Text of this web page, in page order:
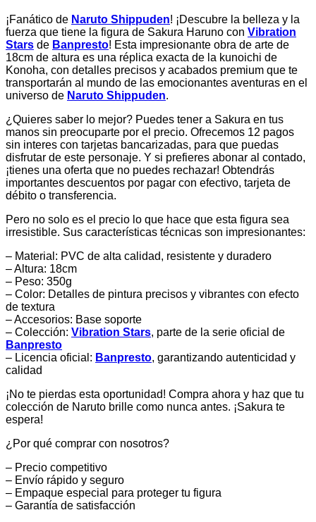
¡Fanático de Naruto Shippuden! ¡Descubre la belleza y la
fuerza que tiene la figura de Sakura Haruno con Vibration
Stars de Banpresto! Esta impresionante obra de arte de
18cm de altura es una réplica exacta de la kunoichi de
Konoha, con detalles precisos y acabados premium que te
transportarán al mundo de las emocionantes aventuras en el
universo de Naruto Shippuden.
¿Quieres saber lo mejor? Puedes tener a Sakura en tus
manos sin preocuparte por el precio. Ofrecemos 12 pagos
sin interes con tarjetas bancarizadas, para que puedas
disfrutar de este personaje. Y si prefieres abonar al contado,
¡tienes una oferta que no puedes rechazar! Obtendrás
importantes descuentos por pagar con efectivo, tarjeta de
débito o transferencia.
Pero no solo es el precio lo que hace que esta figura sea
irresistible. Sus características técnicas son impresionantes:
– Material: PVC de alta calidad, resistente y duradero
– Altura: 18cm
– Peso: 350g
– Color: Detalles de pintura precisos y vibrantes con efecto
de textura
– Accesorios: Base soporte
– Colección: Vibration Stars, parte de la serie oficial de
Banpresto
– Licencia oficial: Banpresto, garantizando autenticidad y
calidad
¡No te pierdas esta oportunidad! Compra ahora y haz que tu
colección de Naruto brille como nunca antes. ¡Sakura te
espera!
¿Por qué comprar con nosotros?
– Precio competitivo
– Envío rápido y seguro
– Empaque especial para proteger tu figura
– Garantía de satisfacción